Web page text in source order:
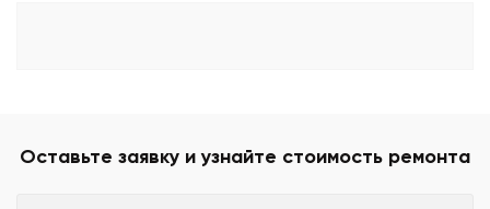
Оставьте заявку и узнайте стоимость ремонта